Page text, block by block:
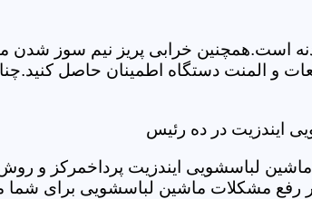
است.همچنین خرابی پریز نیم سوز شدن
و المنت دستگاه اطمینان حاصل
ایندزیت در ده رئیس
لباسشویی ایندزیت پرداخمرکز و
رفع مشکلات ماشین لباسشویی برای